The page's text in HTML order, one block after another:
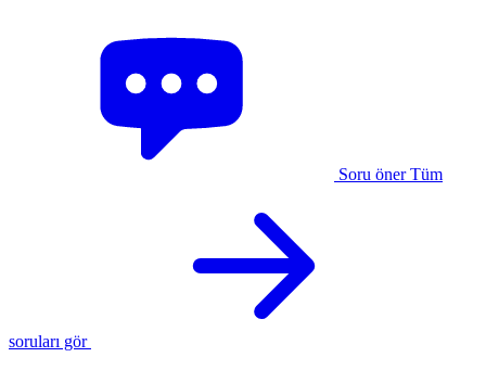
Soru öner Tüm
soruları gör